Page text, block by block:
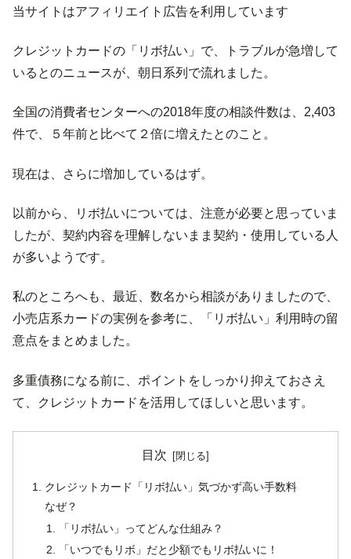
当サイトはアフィリエイト広告を利用しています
クレジットカードの「リボ払い」で、トラブルが急増して
いるとのニュースが、朝日系列で流れました。
全国の消費者センターへの2018年度の相談件数は、2,403
件で、５年前と比べて２倍に増えたとのこと。
現在は、さらに増加しているはず。
以前から、リボ払いについては、注意が必要と思っていま
したが、契約内容を理解しないまま契約・使用している人
が多いようです。
私のところへも、最近、数名から相談がありましたので、
小売店系カードの実例を参考に、「リボ払い」利用時の留
意点をまとめました。
多重債務になる前に、ポイントをしっかり抑えておさえ
て、クレジットカードを活用してほしいと思います。
目次
クレジットカード「リボ払い」気づかず高い手数料
なぜ？
「リボ払い」ってどんな仕組み？
「いつでもリボ」だと少額でもリボ払いに！